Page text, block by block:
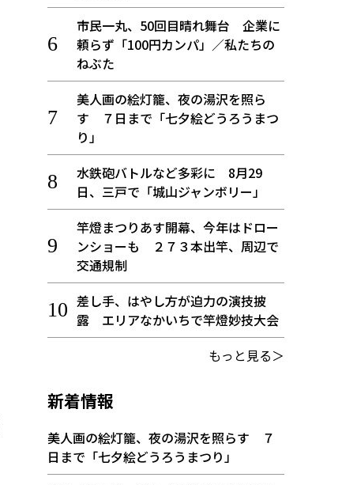
市民一丸、50回目晴れ舞台 企業に
頼らず「100円カンパ」／私たちの
ねぶた
美人画の絵灯籠、夜の湯沢を照ら
す ７日まで「七夕絵どうろうまつ
り」
水鉄砲バトルなど多彩に 8月29
日、三戸で「城山ジャンボリー」
竿燈まつりあす開幕、今年はドロー
ンショーも ２７３本出竿、周辺で
交通規制
差し手、はやし方が迫力の演技披
露 エリアなかいちで竿燈妙技大会
もっと見る＞
新着情報
美人画の絵灯籠、夜の湯沢を照らす ７
日まで「七夕絵どうろうまつり」